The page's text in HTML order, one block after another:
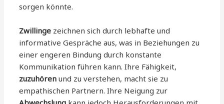
sorgen könnte.
Zwillinge zeichnen sich durch lebhafte und
informative Gespräche aus, was in Beziehungen zu
einer engeren Bindung durch konstante
Kommunikation führen kann. Ihre Fähigkeit,
zuzuhören und zu verstehen, macht sie zu
empathischen Partnern. Ihre Neigung zur